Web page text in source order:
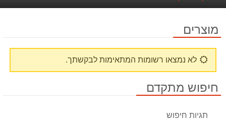
קטגוריותהבית
מוצרים
לא נמצאו רשומות המתאימות לבקשתך.
חיפוש מתקדם
תגיות חיפוש